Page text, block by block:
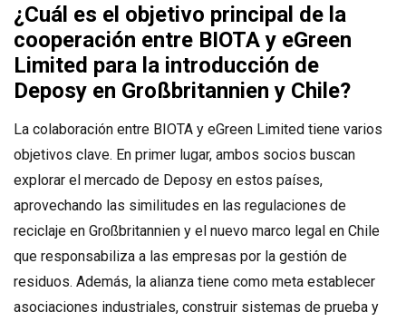
¿Cuál es el objetivo principal de la
cooperación entre BIOTA y eGreen
Limited para la introducción de
Deposy en Großbritannien y Chile?
La colaboración entre BIOTA y eGreen Limited tiene varios
objetivos clave. En primer lugar, ambos socios buscan
explorar el mercado de Deposy en estos países,
aprovechando las similitudes en las regulaciones de
reciclaje en Großbritannien y el nuevo marco legal en Chile
que responsabiliza a las empresas por la gestión de
residuos. Además, la alianza tiene como meta establecer
asociaciones industriales, construir sistemas de prueba y